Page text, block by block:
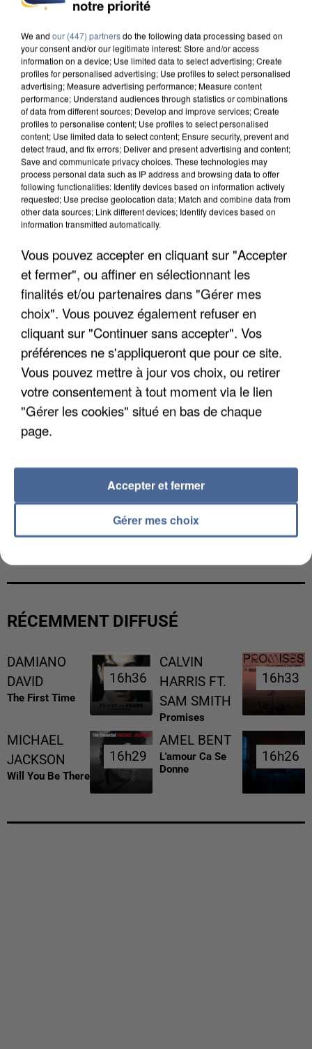
INTERPELLÉ EN ALGÉRIE
UNE TOURISTE DE L’OISE EMPORTÉE PAR UNE
COULÉE DE BOUE EN HAUTE-SAVOIE
LES DONNÉES DE 300 000 CLIENTS DÉROBÉES À
RÉCEMMENT DIFFUSÉ
DAMIANO
DAVID
The First Time
16h36
16h36
CALVIN
HARRIS FT.
SAM SMITH
Promises
16h33
16h33
MICHAEL
JACKSON
Will You Be There
16h29
16h29
AMEL BENT
L'amour Ca Se
Donne
16h26
16h26
notre priorité
We and our (447) partnersdo the following data processing based on
your consent and/or our legitimate interest: Store and/or access
information on a device; Use limited data to select advertising; Create
profiles for personalised advertising; Use profiles to select personalised
advertising; Measure advertising performance; Measure content
performance; Understand audiences through statistics or combinations
of data from different sources; Develop and improve services; Create
profiles to personalise content; Use profiles to select personalised
content; Use limited data to select content; Ensure security, prevent and
detect fraud, and fix errors; Deliver and present advertising and content;
Save and communicate privacy choices. These technologies may
process personal data such as IP address and browsing data to offer
following functionalities: Identify devices based on information actively
requested; Use precise geolocation data; Match and combine data from
other data sources; Link different devices; Identify devices based on
information transmitted automatically.
Vous pouvez accepter en cliquant sur "Accepter
et fermer", ou affiner en sélectionnant les
finalités et/ou partenaires dans "Gérer mes
choix". Vous pouvez également refuser en
cliquant sur "Continuer sans accepter". Vos
préférences ne s'appliqueront que pour ce site.
Vous pouvez mettre à jour vos choix, ou retirer
votre consentement à tout moment via le lien
"Gérer les cookies" situé en bas de chaque
page.
Gérer mes choix
Accepter et fermer